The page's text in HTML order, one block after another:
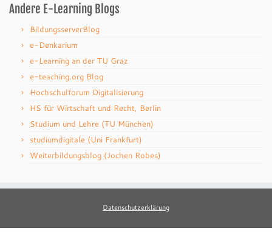
Andere E-Learning Blogs
BildungsserverBlog
e-Denkarium
e-Learning an der TU Graz
e-teaching.org Blog
Hochschulforum Digitalisierung
HS für Wirtschaft und Recht, Berlin
Studium und Lehre (TU München)
studiumdigitale (Uni Frankfurt)
Weiterbildungsblog (Jochen Robes)
Datenschutzerklärung